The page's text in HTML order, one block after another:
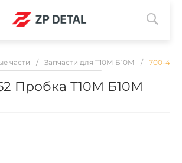
части / Запчасти для Т10М Б10М / 700-46-
Пробка Т10М Б10М